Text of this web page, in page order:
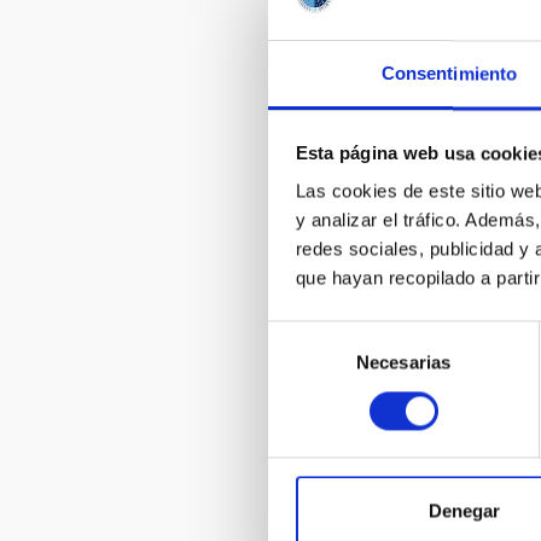
Consentimiento
Esta página web usa
Las cookies de este sitio
y analizar el tráfico.
redes sociales, publicidad y
que hayan recopilado a
consentimiento
Necesarias
Denegar
logrando un
2020 el IAC
La actividad
de
Física
La Vía
Los objetivos
Desarrollo
El avance de
lo cual es un
sino en